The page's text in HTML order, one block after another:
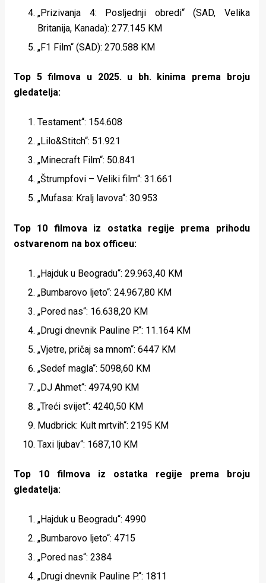
„Prizivanja 4: Posljednji obredi“ (SAD, Velika
Britanija, Kanada): 277.145 KM
„F1 Film“ (SAD): 270.588 KM
Top 5 filmova u 2025. u bh. kinima prema broju
gledatelja:
Testament“: 154.608
„Lilo&Stitch“: 51.921
„Minecraft Film“: 50.841
„Štrumpfovi – Veliki film“: 31.661
„Mufasa: Kralj lavova“: 30.953
Top 10 filmova iz ostatka regije prema prihodu
ostvarenom na box officeu:
„Hajduk u Beogradu“: 29.963,40 KM
„Bumbarovo ljeto“: 24.967,80 KM
„Pored nas“: 16.638,20 KM
„Drugi dnevnik Pauline P.“: 11.164 KM
„Vjetre, pričaj sa mnom“: 6447 KM
„Sedef magla“: 5098,60 KM
„DJ Ahmet“: 4974,90 KM
„Treći svijet“: 4240,50 KM
Mudbrick: Kult mrtvih“: 2195 KM
Taxi ljubav“: 1687,10 KM
Top 10 filmova iz ostatka regije prema broju
gledatelja:
„Hajduk u Beogradu“: 4990
„Bumbarovo ljeto“: 4715
„Pored nas“: 2384
„Drugi dnevnik Pauline P.“: 1811